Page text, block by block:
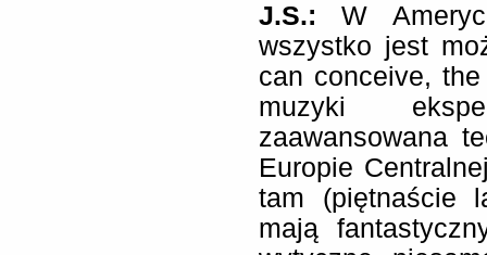
J.S.:W
wszystko jest
can conceive,
muzyki
zaawansowana
Europie
tam (piętnaście
mają